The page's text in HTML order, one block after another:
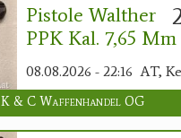
Pistole Walther
PPK Kal. 7,65 Mm
08.08.2026 - 22:16 AT,
K & C Waffenhandel OG